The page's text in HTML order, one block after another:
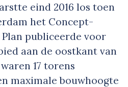
eind 2016 los toen
het Concept-
publiceerde voor
aan de oostkant van
17 torens
maximale bouwhoogte